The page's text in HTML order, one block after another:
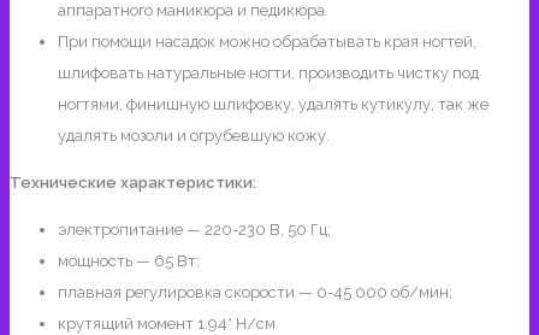
аппаратного маникюра и педикюра.
При помощи насадок можно обрабатывать края ногтей,
шлифовать натуральные ногти, производить чистку под
ногтями, финишную шлифовку, удалять кутикулу, так же
удалять мозоли и огрубевшую кожу.
Технические характеристики:
электропитание — 220-230 В, 50 Гц;
мощность — 65 Вт;
плавная регулировка скорости — 0-45 000 об/мин;
крутящий момент 1.94* Н/см